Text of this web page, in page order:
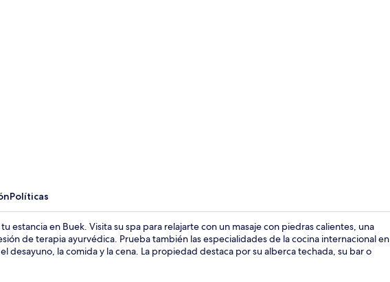
Políticas
estancia en Buek. Visita su spa para relajarte con un masaje con piedras calientes, una
de terapia ayurvédica. Prueba también las especialidades de la cocina internacional en
desayuno, la comida y la cena. La propiedad destaca por su alberca techada, su bar o